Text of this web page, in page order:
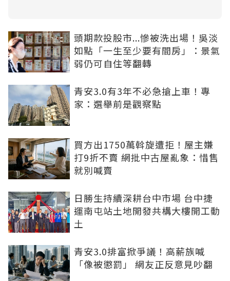
頭期款投股市...慘被洗出場！吳淡
如點「一生至少要有間房」：景氣
弱仍可自住等翻轉
青安3.0有3年不必急搶上車！專
家：選舉前是觀察點
買方出1750萬斡旋遭拒！屋主嫌
打9折不賣 網批中古屋亂象：惜售
就別喊賣
日勝生持續深耕台中市場 台中捷
運南屯站土地開發共構大樓開工動
土
青安3.0排富掀爭議！高薪族喊
「像被懲罰」 網友正反意見吵翻